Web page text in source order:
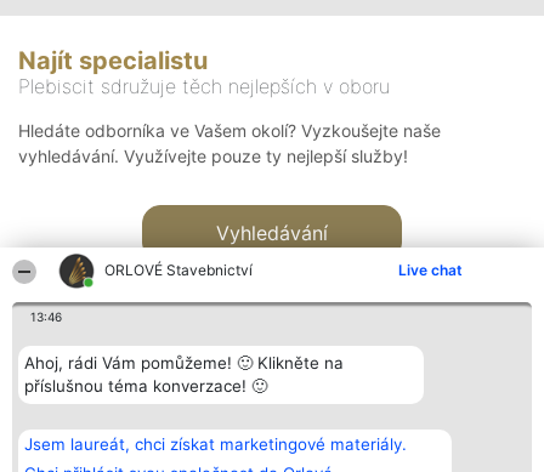
ORLOVÉ Stavebnictví Live chat
13:46
Ahoj, rádi Vám pomůžeme! 🙂 Klikněte na
příslušnou téma konverzace! 🙂
Jsem laureát, chci získat marketingové materiály.
Najít specialistu
Plebiscit sdružuje těch nejlepších v oboru
Hledáte odborníka ve Vašem okolí? Vyzkoušejte naše
vyhledávání. Využívejte pouze ty nejlepší služby!
Vyhledávání
Bright Side Solutions sp. z o.
o. sp. k.
ul. Ruska 22
Vítězové
Seznam všech
laureátů
Kontakt